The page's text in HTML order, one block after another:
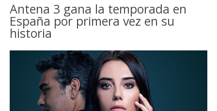
Antena 3 gana la temporada en
España por primera vez en su
historia